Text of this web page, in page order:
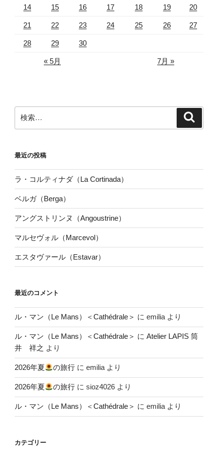
14 15 16 17 18 19 20
21 22 23 24 25 26 27
28 29 30
« 5月 7月 »
索:
最近の投稿
ラ・コルティナダ（La Cortinada）
ベルガ（Berga）
アングストリンヌ（Angoustrine）
マルセヴォル（Marcevol）
エスタヴァール（Estavar）
最近のコメント
ル・マン（Le Mans）＜Cathédrale＞ に emilia より
ル・マン（Le Mans）＜Cathédrale＞ に Atelier LAPIS 筒
井 祥之 より
2026年夏 の旅行 にemilia より
2026年夏 の旅行 にsioz4026 より
ル・マン（Le Mans）＜Cathédrale＞ に emilia より
カテゴリー